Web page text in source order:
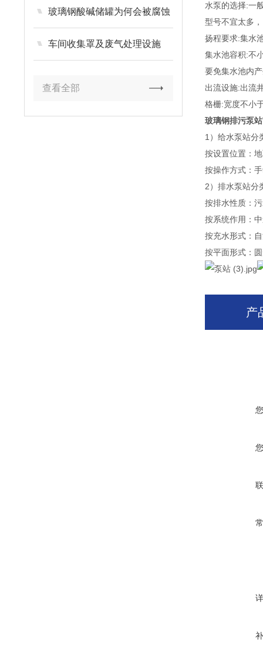
玻璃钢酸碱储罐为何会被腐蚀
车间收集罩及废气处理设施
查看全部
水泵的选择:一
型号不宜太多
扬程要求:集水
集水池容积:不
要免集水池内
出流设施:出流
格栅:宽度不小
玻璃钢排污泵
1）给水泵站分
按设置位置：
按操作方式：
2）排水泵站分
按排水性质：
按系统作用：
按充水形式：
按平面形式：
产